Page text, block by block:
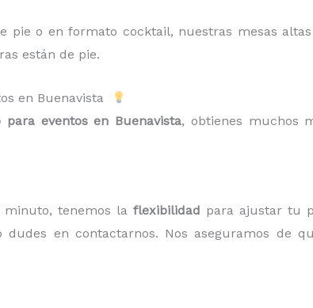
pie o en formato cocktail, nuestras mesas
están de pie.
en Buenavista
para eventos en Buenavista, obtienes muchos
tenemos la flexibilidad para ajustar tu
en contactarnos. Nos aseguramos de